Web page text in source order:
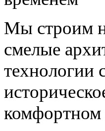
Мы строим
смелые
технологии
комфортном